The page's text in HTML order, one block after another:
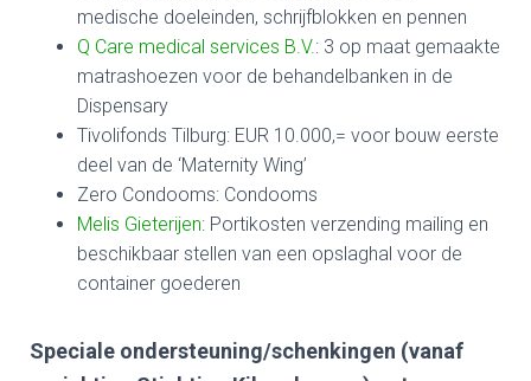
medische doeleinden, schrijfblokken en pennen
Q Care medical services B.V.: 3 op maat gemaakte
matrashoezen voor de behandelbanken in de
Dispensary
Tivolifonds Tilburg: EUR 10.000,= voor bouw eerste
deel van de ‘Maternity Wing’
Zero Condooms: Condooms
Melis Gieterijen: Portikosten verzending mailing en
beschikbaar stellen van een opslaghal voor de
container goederen
Speciale ondersteuning/schenkingen (vanaf